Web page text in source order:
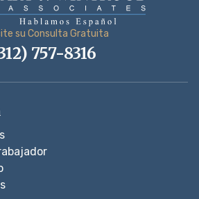
su Consulta Gratuita
757-8316